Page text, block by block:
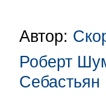
Автор:
Роберт
Себастьян